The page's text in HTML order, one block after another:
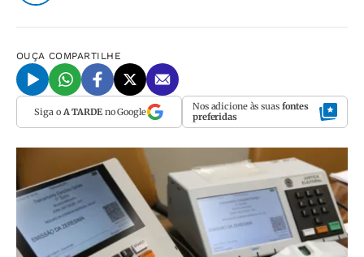
OUÇA COMPARTILHE
Siga o A TARDEno Google Nos adicione às suas fontes
preferidas